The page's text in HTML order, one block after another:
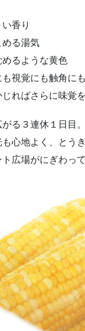
香り
める湯気
めるような黄色
も視覚にも触角に
ればさらに味覚
る３連休１日目。
も心地よく、とう
広場がにぎわっ